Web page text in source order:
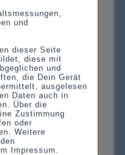
und
dieser Seite
diese mit
und
die Dein Gerät
ausgelesen
Daten auch in
Über die
Zustimmung
oder
Weitere
Impressum.